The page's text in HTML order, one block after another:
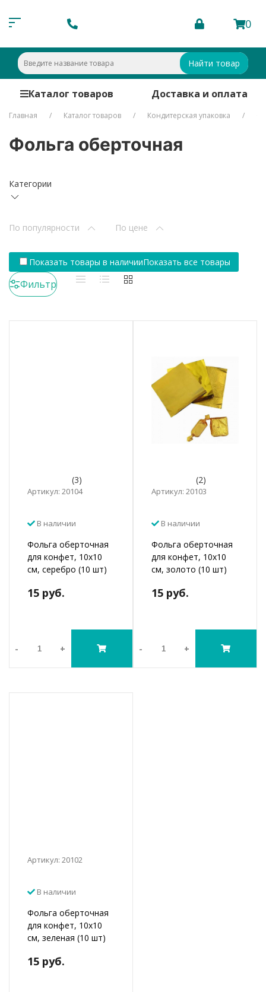
0
Найти товар
Каталог товаров Доставка и оплата
Главная Каталог товаров Кондитерская упаковка
Фольга оберточная
Категории
По популярности По цене
Показать товары в наличииПоказать все товары
Фильтр
(3)
Артикул: 20104
В наличии
Фольга оберточная
для конфет, 10х10
см, серебро (10 шт)
15 руб.
- +
(2)
Артикул: 20103
В наличии
Фольга оберточная
для конфет, 10х10
см, золото (10 шт)
15 руб.
- +
Артикул: 20102
В наличии
Фольга оберточная
для конфет, 10х10
см, зеленая (10 шт)
15 руб.